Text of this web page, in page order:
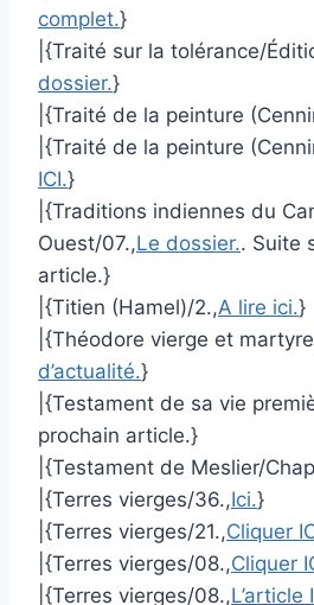
complet.}
|{Traité sur la tolérance/
dossier.}
|{Traité de la peinture
|{Traité de la peinture
ICI.}
|{Traditions indiennes du
Ouest/07.,Le dossier.. Suite
article.}
|{Titien (Hamel)/2.,A lire ici.}
|{Théodore vierge et
d’actualité.}
|{Testament de sa vie
prochain article.}
|{Testament de Meslier/
|{Terres vierges/36.,Ici.}
|{Terres vierges/21.,Cliquer
|{Terres vierges/08.,Cliquer
|{Terres vierges/08.,L’article